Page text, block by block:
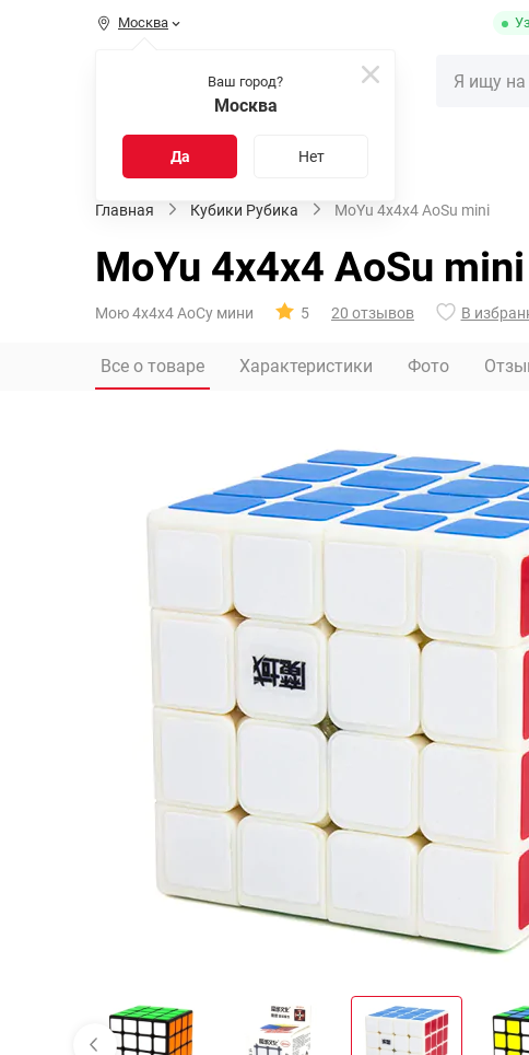
Москва
Ваш город?
Москва
Да Нет
КАТАЛОГ
Распродажа
Главная Кубики Рубика MoYu 4x4x4 AoSu mini
MoYu 4x4x4 AoSu mini
Мою 4х4х4 АоСу мини 5 20 отзывов В
Все о товаре Характеристики Фото